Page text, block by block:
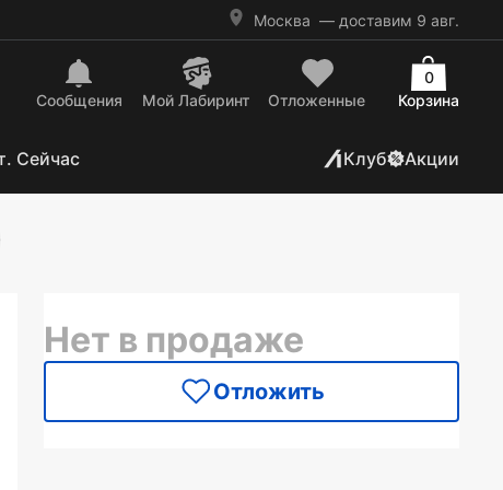
Москва — доставим 9 авг.
Сообщения Mой Лабиринт Отложенные Корзина
0
Сейчас Клуб Акции
Нет в продаже
Отложить